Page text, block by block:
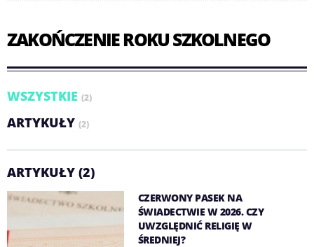
ZAKOŃCZENIE ROKU SZKOLNEGO
WSZYSTKIE (2)
ARTYKUŁY (2)
ARTYKUŁY (2)
CZERWONY PASEK NA
ŚWIADECTWIE W 2026. CZY
UWZGLĘDNIĆ RELIGIĘ W
ŚREDNIEJ?